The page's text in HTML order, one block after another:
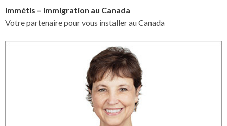
Immétis – Immigration au Canada
Votre partenaire pour vous installer au Canada